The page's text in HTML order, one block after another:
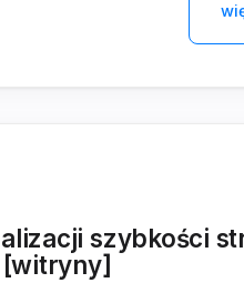
szybkości
[witryny]